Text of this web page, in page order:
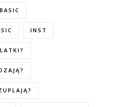
INST